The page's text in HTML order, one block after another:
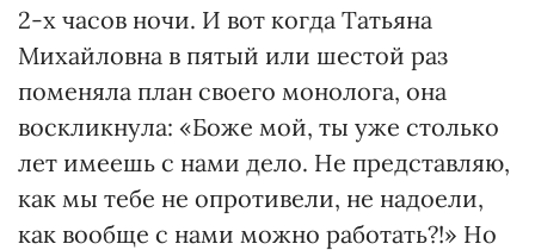
2-х часов ночи. И вот когда Татьяна
Михайловна в пятый или шестой раз
поменяла план своего монолога, она
воскликнула: «Боже мой, ты уже столько
лет имеешь с нами дело. Не представляю,
как мы тебе не опротивели, не надоели,
как вообще с нами можно работать?!» Но